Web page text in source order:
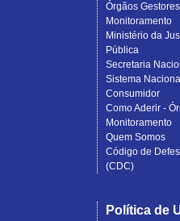
Órgãos
Monitoramento
Ministério da
Pública
Secretaria
Sistema
Consumidor
Como Aderir -
Monitoramento
Quem Somos
Código de
(CDC)
Política de